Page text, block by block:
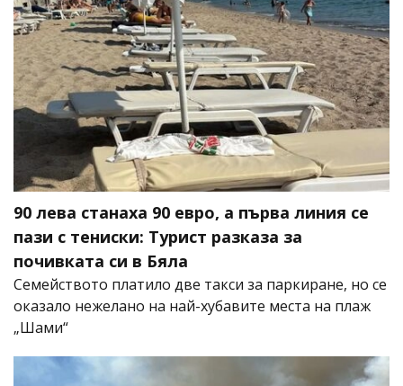
90 лева станаха 90 евро, а първа линия се
пази с тениски: Турист разказа за
почивката си в Бяла
Семейството платило две такси за паркиране, но се
оказало нежелано на най-хубавите места на плаж
„Шами“